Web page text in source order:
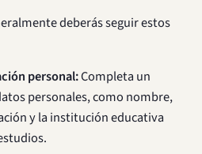
deberás seguir estos
personal:Completa un
personales, como nombre,
y la institución educativa